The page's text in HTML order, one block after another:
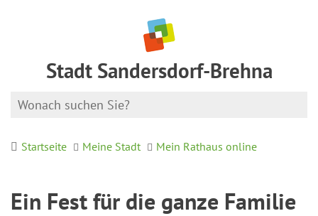
Stadt Sandersdorf-Brehna
Startseite Meine Stadt Mein Rathaus online
Ein Fest für die ganze Familie